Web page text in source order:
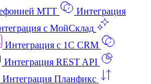
МТТ
Интеграция
с МойСклад
Интеграция с 1C CRM
Интеграция REST API
Интеграция Планфикс